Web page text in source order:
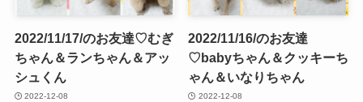
2022/11/17/のお友達♡むぎ
ちゃん＆ランちゃん＆アッ
シュくん
2022-12-08
2022/11/16/のお友達
♡babyちゃん＆クッキーち
ゃん＆いなりちゃん
2022-12-08